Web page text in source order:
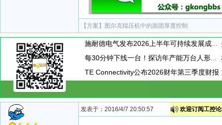
【方案】 图尔克辊压机中的面团厚度控制
施耐德电气发布2026上半年可持续发展成绩单 "Impact 2030"路线图开局稳健
每30分钟下线一台！探访年产能万台人形机器人工厂
TE Connectivity公布2026财年第三季度财报
发表于：2016/4/7 20:50:57 欢迎订阅工控